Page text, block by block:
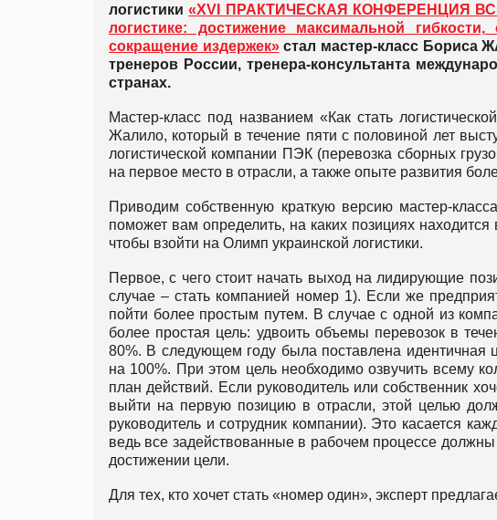
логистики«XVI ПРАКТИЧЕСКАЯ КОНФЕРЕНЦИЯ
логистике: достижение максимальной
сокращение издержек»стал мастер-класс Бориса
тренеров России, тренера-консультанта
странах.
Мастер-класс под названием «Как стать
Жалило, который в течение пяти с половиной лет
логистической компании ПЭК (перевозка сборных
на первое место в отрасли, а также опыте развития
Приводим собственную краткую версию мастер-
поможет вам определить, на каких позициях
чтобы взойти на Олимп украинской логистики.
Первое, с чего стоит начать выход на лидирующие
случае – стать компанией номер 1). Если же
пойти более простым путем. В случае с одной из
более простая цель: удвоить объемы перевозок в
80%. В следующем году была поставлена идентичная
на 100%. При этом цель необходимо озвучить всему
план действий. Если руководитель или собственник
выйти на первую позицию в отрасли, этой целью
руководитель и сотрудник компании). Это касается
ведь все задействованные в рабочем процессе
достижении цели.
Для тех, кто хочет стать «номер один», эксперт